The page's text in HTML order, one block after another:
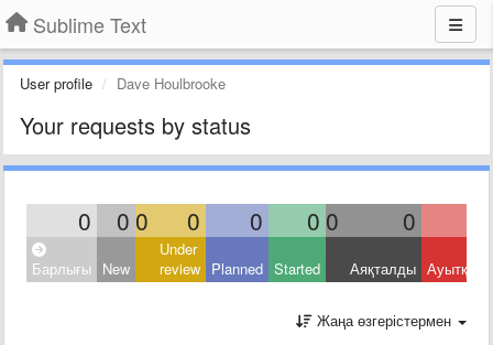
Sublime Text
User profile Dave Houlbrooke
Your requests by status
0 0 0 0 0 0 0 0
Барлығы New
Under
review Planned Started Аяқталды
Жаңа өзгерістермен